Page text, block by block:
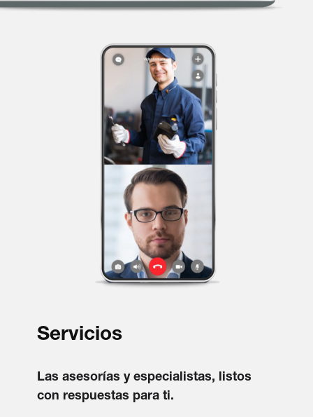
Servicios
Las asesorías y especialistas, listos
con respuestas para ti.